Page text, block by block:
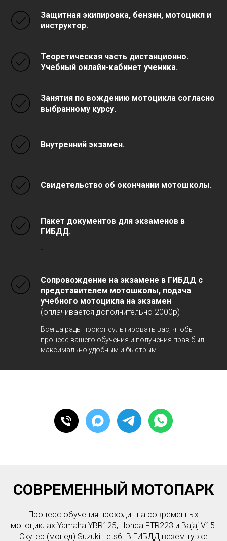
Защитная экипировка, бензин, мотоцикл и
инструктор.
Теоретическая часть дистанционно.
Учебный онлайн-кабинет ученика.
Занятия по вождению мотоцикла согласно
выбранному курсу.
Внутренний экзамен.
Свидетельство об окончании мотошколы.
Пакет документов для экзаменов в
ГИБДД.
-
Сопровождение на экзамене в ГИБДД с
представителем мотошколы, подача
учебного мотоцикла на экзамен
(оплачивается дополнительно 2000р)
Всегда рады проконсультировать вас, чтобы
процесс вашего обучения и получения прав был
максимально удобным и быстрым.
СОВРЕМЕННЫЙ МОТОПАРК
Процесс обучения проходит на современных
мотоциклах Yamaha YBR125, Honda FTR223 и Bajaj V15.
Скутер (мопед) Suzuki Lets6. В ГИБДД везем ту же